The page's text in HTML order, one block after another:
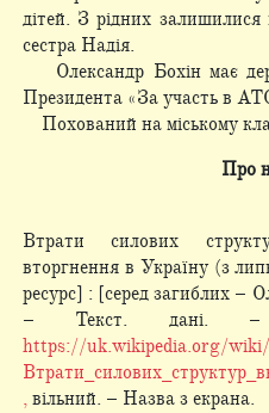
дітей. З рідних
сестра Надія.
Олександр Бохін має
Президента «За участь в
Похований на міському
Про
Втрати силових
вторгнення в Україну (з
ресурс] : [серед загиблих –
– Текст. дані.
https://uk.wikipedia.org/wiki/
,вільний. – Назва з екрана.